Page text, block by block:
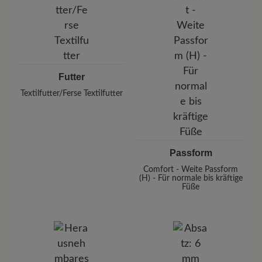
Futter
Textilfutter/Ferse Textilfutter
Passform
Comfort - Weite Passform
(H) - Für normale bis kräftige
Füße